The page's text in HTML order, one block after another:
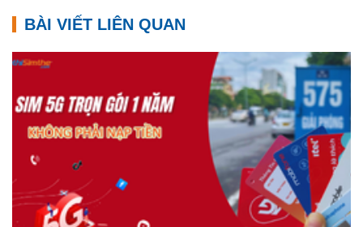
BÀI VIẾT LIÊN QUAN